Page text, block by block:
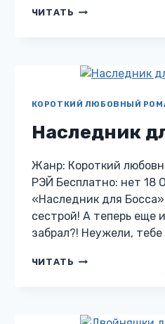
ЧИТАТЬ ТЫ
КОРОТКИЙ ЛЮБОВНЫЙ
Наследник
Жанр: Короткий
РЭЙ Бесплатно: нет 18
«Наследник для
сестрой! А теперь еще
забрал?! Неужели,
ЧИТАТЬ НАСЛЕДНИК